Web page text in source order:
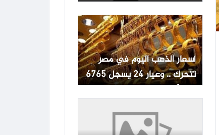
أسعار الذهب اليوم في مصر
تتحرك .. وعيار 24 يسجل 6765
جنيهًا